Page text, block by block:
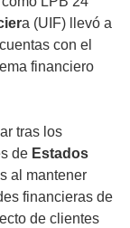
a (UIF) llevó a
con el
financiero
tras los
de Estados
al mantener
financieras de
de clientes